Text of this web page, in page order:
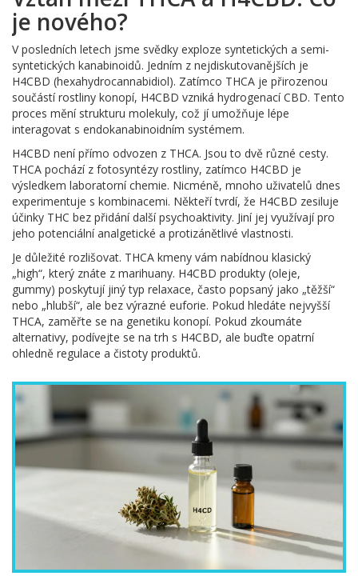
je nového?
V posledních letech jsme svědky exploze syntetických a semi-
syntetických kanabinoidů. Jedním z nejdiskutovanějších je
H4CBD (hexahydrocannabidiol). Zatímco THCA je přirozenou
součástí rostliny konopí, H4CBD vzniká hydrogenací CBD. Tento
proces mění strukturu molekuly, což jí umožňuje lépe
interagovat s endokanabinoidním systémem.
H4CBD není přímo odvozen z THCA. Jsou to dvě různé cesty.
THCA pochází z fotosyntézy rostliny, zatímco H4CBD je
výsledkem laboratorní chemie. Nicméně, mnoho uživatelů dnes
experimentuje s kombinacemi. Někteří tvrdí, že H4CBD zesiluje
účinky THC bez přidání další psychoaktivity. Jiní jej využívají pro
jeho potenciální analgetické a protizánětlivé vlastnosti.
Je důležité rozlišovat. THCA kmeny vám nabídnou klasický
„high“, který znáte z marihuany. H4CBD produkty (oleje,
gummy) poskytují jiný typ relaxace, často popsaný jako „těžší“
nebo „hlubší“, ale bez výrazné euforie. Pokud hledáte nejvyšší
THCA, zaměřte se na genetiku konopí. Pokud zkoumáte
alternativy, podívejte se na trh s H4CBD, ale buďte opatrní
ohledně regulace a čistoty produktů.